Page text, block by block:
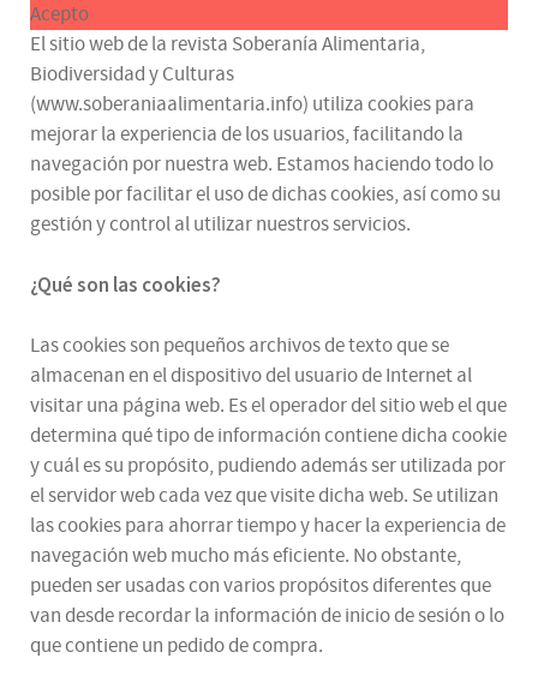
Acepto
El sitio web de la revista Soberanía Alimentaria,
Biodiversidad y Culturas
(www.soberaniaalimentaria.info) utiliza cookies para
mejorar la experiencia de los usuarios, facilitando la
navegación por nuestra web. Estamos haciendo todo lo
posible por facilitar el uso de dichas cookies, así como su
gestión y control al utilizar nuestros servicios.
¿Qué son las cookies?
Las cookies son pequeños archivos de texto que se
almacenan en el dispositivo del usuario de Internet al
visitar una página web. Es el operador del sitio web el que
determina qué tipo de información contiene dicha cookie
y cuál es su propósito, pudiendo además ser utilizada por
el servidor web cada vez que visite dicha web. Se utilizan
las cookies para ahorrar tiempo y hacer la experiencia de
navegación web mucho más eficiente. No obstante,
pueden ser usadas con varios propósitos diferentes que
van desde recordar la información de inicio de sesión o lo
que contiene un pedido de compra.